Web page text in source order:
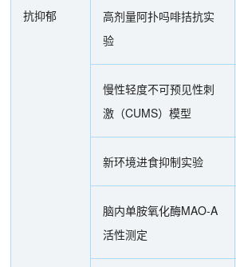
抗抑郁
高剂量阿扑吗啡拮抗实
验
慢性轻度不可预见性刺
激（CUMS）模型
新环境进食抑制实验
脑内单胺氧化酶MAO-A
活性测定